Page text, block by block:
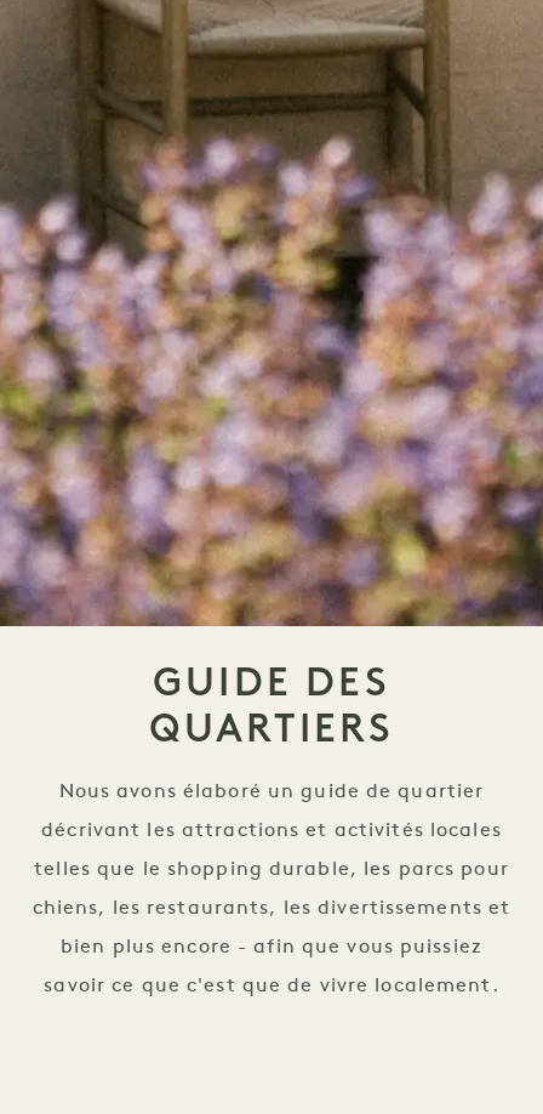
GUIDE DES
QUARTIERS
Nous avons élaboré un guide de quartier
décrivant les attractions et activités locales
telles que le shopping durable, les parcs pour
chiens, les restaurants, les divertissements et
bien plus encore - afin que vous puissiez
savoir ce que c'est que de vivre localement.